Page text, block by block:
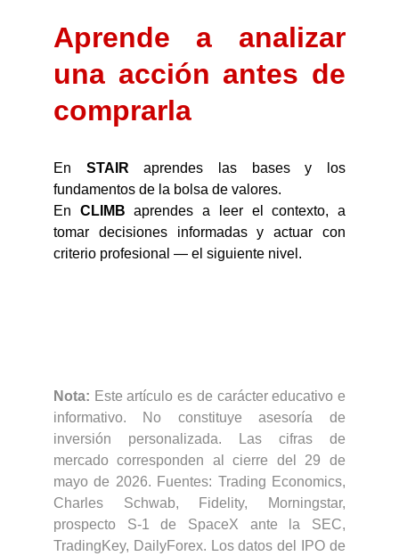
Aprende a analizar
una acción antes de
comprarla
En STAIR aprendes las bases y los
fundamentos de la bolsa de valores.
En CLIMB aprendes a leer el contexto, a
tomar decisiones informadas y actuar con
criterio profesional — el siguiente nivel.
Nota: Este artículo es de carácter educativo e
informativo. No constituye asesoría de
inversión personalizada. Las cifras de
mercado corresponden al cierre del 29 de
mayo de 2026. Fuentes: Trading Economics,
Charles Schwab, Fidelity, Morningstar,
prospecto S-1 de SpaceX ante la SEC,
TradingKey, DailyForex. Los datos del IPO de